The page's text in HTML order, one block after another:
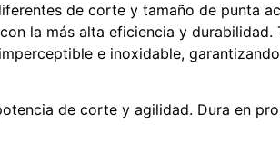
de corte y tamaño de punta
la más alta eficiencia y
e inoxidable,
de corte y agilidad. Dura en